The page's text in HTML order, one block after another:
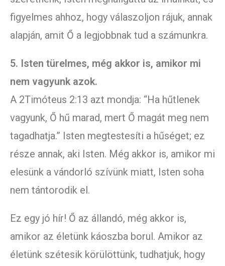
figyelmes ahhoz, hogy válaszoljon rájuk, annak
alapján, amit Ő a legjobbnak tud a számunkra.
5. Isten türelmes, még akkor is, amikor mi
nem vagyunk azok.
A 2Timóteus 2:13 azt mondja: “Ha hűtlenek
vagyunk, Ő hű marad, mert Ő magát meg nem
tagadhatja.” Isten megtestesíti a hűséget; ez
része annak, aki Isten. Még akkor is, amikor mi
elesünk a vándorló szívünk miatt, Isten soha
nem tántorodik el.
Ez egy jó hír! Ő az állandó, még akkor is,
amikor az életünk káoszba borul. Amikor az
életünk szétesik körülöttünk, tudhatjuk, hogy